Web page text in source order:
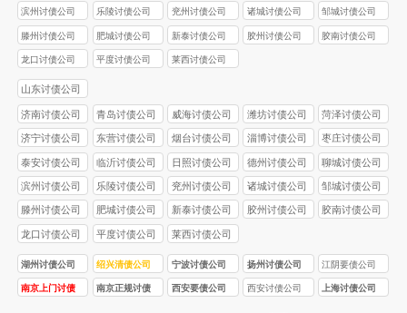
滨州讨债公司 乐陵讨债公司 兖州讨债公司 诸城讨债公司 邹城讨债公司
滕州讨债公司 肥城讨债公司 新泰讨债公司 胶州讨债公司 胶南讨债公司
龙口讨债公司 平度讨债公司 莱西讨债公司
山东讨债公司
济南讨债公司 青岛讨债公司 威海讨债公司 潍坊讨债公司 菏泽讨债公司
济宁讨债公司 东营讨债公司 烟台讨债公司 淄博讨债公司 枣庄讨债公司
泰安讨债公司 临沂讨债公司 日照讨债公司 德州讨债公司 聊城讨债公司
滨州讨债公司 乐陵讨债公司 兖州讨债公司 诸城讨债公司 邹城讨债公司
滕州讨债公司 肥城讨债公司 新泰讨债公司 胶州讨债公司 胶南讨债公司
龙口讨债公司 平度讨债公司 莱西讨债公司
湖州讨债公司 绍兴清债公司 宁波讨债公司 扬州讨债公司 江阴要债公司
南京上门讨债
南京正规讨债
西安要债公司 西安讨债公司 上海讨债公司